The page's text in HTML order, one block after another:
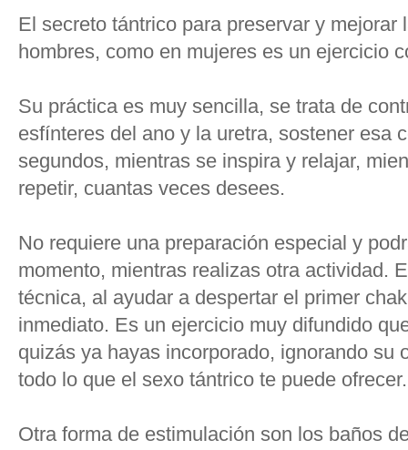
El secreto tántrico para preservar y mejorar
hombres, como en mujeres es un ejercicio
Su práctica es muy sencilla, se trata de
esfínteres del ano y la uretra, sostener esa
segundos, mientras se inspira y relajar,
repetir, cuantas veces desees.
No requiere una preparación especial y
momento, mientras realizas otra actividad.
técnica, al ayudar a despertar el primer
inmediato. Es un ejercicio muy difundido
quizás ya hayas incorporado, ignorando su
todo lo que el sexo tántrico te puede ofrecer.
Otra forma de estimulación son los baños